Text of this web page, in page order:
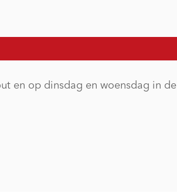
en op dinsdag en woensdag in de